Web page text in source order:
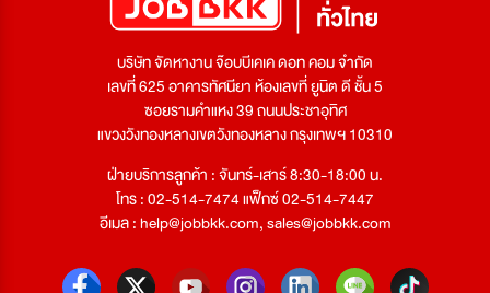
บริษัท จัดหางาน จ๊อบบีเคเค ดอท คอม จำกัด
เลขที่ 625 อาคารทัศนียา ห้องเลขที่ ยูนิต ดี ชั้น 5
ซอยรามคำแหง 39 ถนนประชาอุทิศ
แขวงวังทองหลางเขตวังทองหลาง กรุงเทพฯ 10310
ฝ่ายบริการลูกค้า : จันทร์-เสาร์ 8:30-18:00 น.
โทร : 02-514-7474 แฟ็กซ์ 02-514-7447
อีเมล :help@jobbkk.com,sales@jobbkk.com